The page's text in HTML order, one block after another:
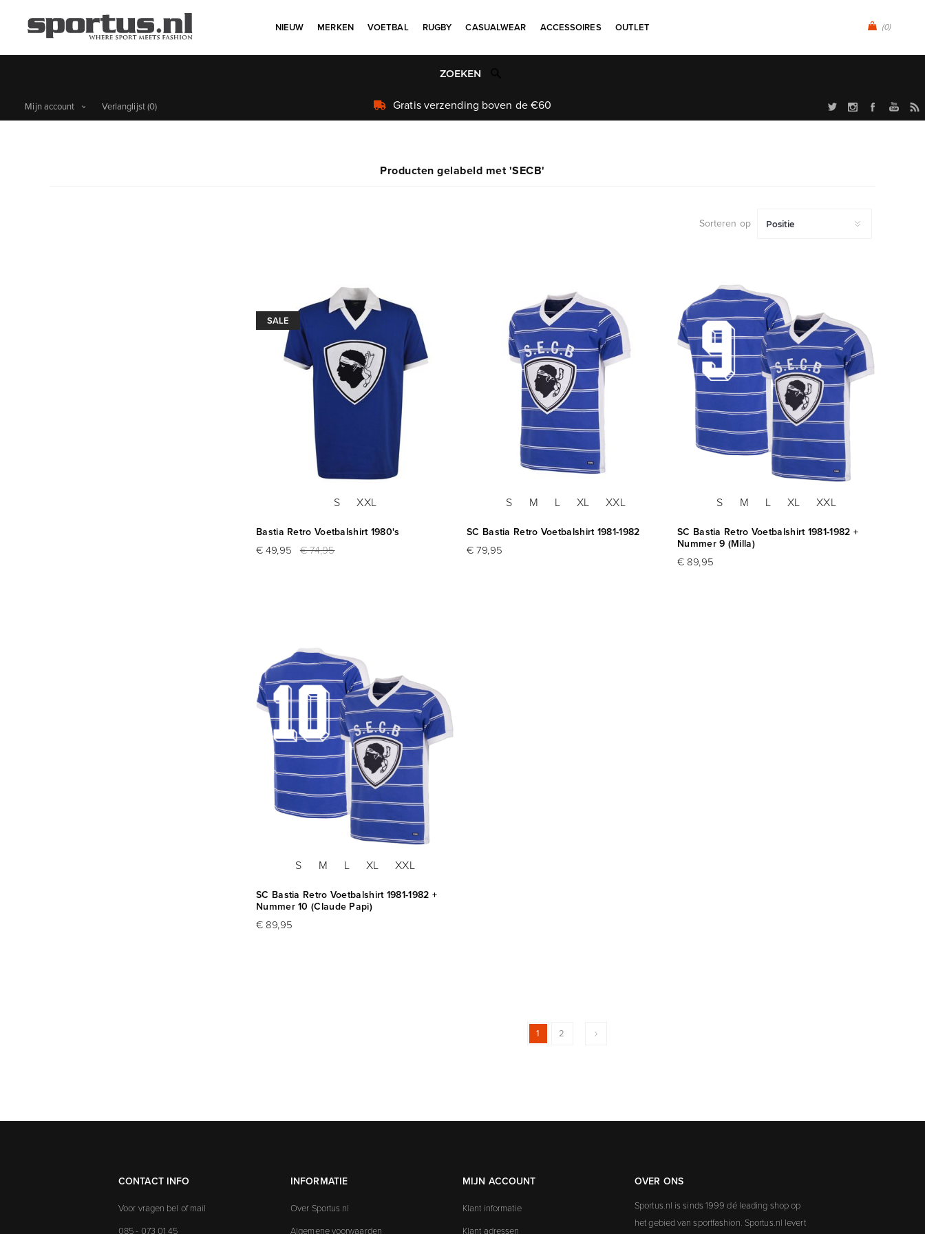
(0)
NIEUW MERKEN VOETBAL RUGBY CASUALWEAR ACCESSOIRES OUTLET
Gratis verzending boven de €60
Mijn account Verlanglijst(0)
Producten gelabeld met 'SECB'
Sorteren op
SALE
S XXL
Bastia Retro Voetbalshirt 1980's
€ 49,95 € 74,95
S M L XL XXL
SC Bastia Retro Voetbalshirt 1981-1982
€ 79,95
S M L XL XXL
SC Bastia Retro Voetbalshirt 1981-1982 +
Nummer 9 (Milla)
€ 89,95
S M L XL XXL
SC Bastia Retro Voetbalshirt 1981-1982 +
Nummer 10 (Claude Papi)
€ 89,95
1 2
CONTACT INFO
Voor vragen bel of mail
085 - 073 01 45
INFORMATIE
Over Sportus.nl
Algemene voorwaarden
MIJN ACCOUNT
Klant informatie
Klant adressen
OVER ONS
Sportus.nl is sinds 1999 dé leading shop op
het gebied van sportfashion. Sportus.nl levert